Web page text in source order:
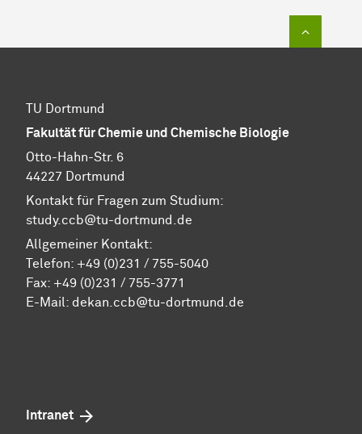
TU Dortmund
Fakultät für Chemie und Chemische Biologie
Otto-Hahn-Str. 6
44227 Dortmund
Kontakt für Fragen zum Studium:
study.ccb@tu-dortmund.de
Allgemeiner Kontakt:
Telefon: +49 (0)231 / 755-5040
Fax: +49 (0)231 / 755-3771
E-Mail: dekan.ccb@tu-dortmund.de
Intranet